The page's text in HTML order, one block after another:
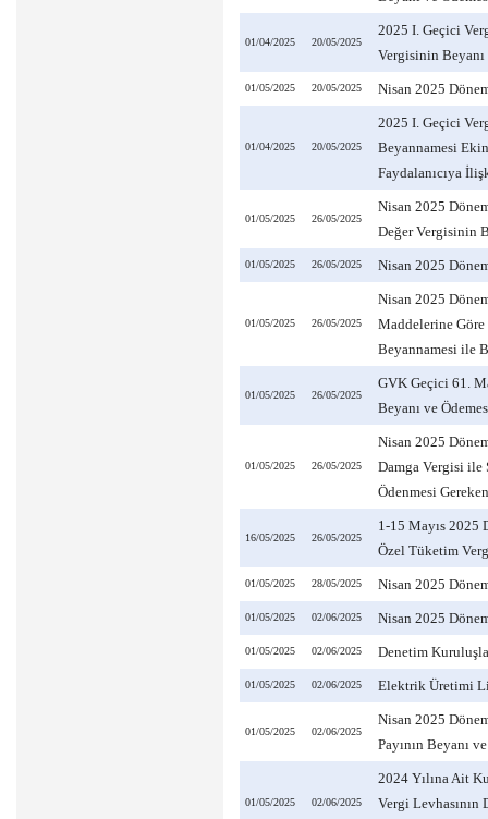
01/04/2025 20/05/2025
2025 I. Geçici
Vergisinin Beyanı
01/05/2025 20/05/2025 Nisan 2025
01/04/2025 20/05/2025
2025 I. Geçici
Beyannamesi
Faydalanıcıya
01/05/2025 26/05/2025
Nisan 2025
Değer Vergisinin
01/05/2025 26/05/2025 Nisan 2025
01/05/2025 26/05/2025
Nisan 2025
Maddelerine
Beyannamesi ile
01/05/2025 26/05/2025
GVK Geçici 61.
Beyanı ve
01/05/2025 26/05/2025
Nisan 2025
Damga Vergisi
Ödenmesi
16/05/2025 26/05/2025
1-15 Mayıs 2025
Özel Tüketim
01/05/2025 28/05/2025 Nisan 2025
01/05/2025 02/06/2025 Nisan 2025
01/05/2025 02/06/2025 Denetim
01/05/2025 02/06/2025 Elektrik Üretimi
01/05/2025 02/06/2025
Nisan 2025
Payının Beyanı
01/05/2025 02/06/2025
2024 Yılına Ait
Vergi